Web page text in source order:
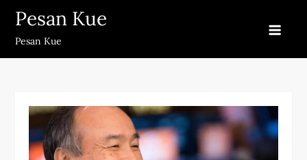
Skip
content
Pesan Kue
Pesan Kue